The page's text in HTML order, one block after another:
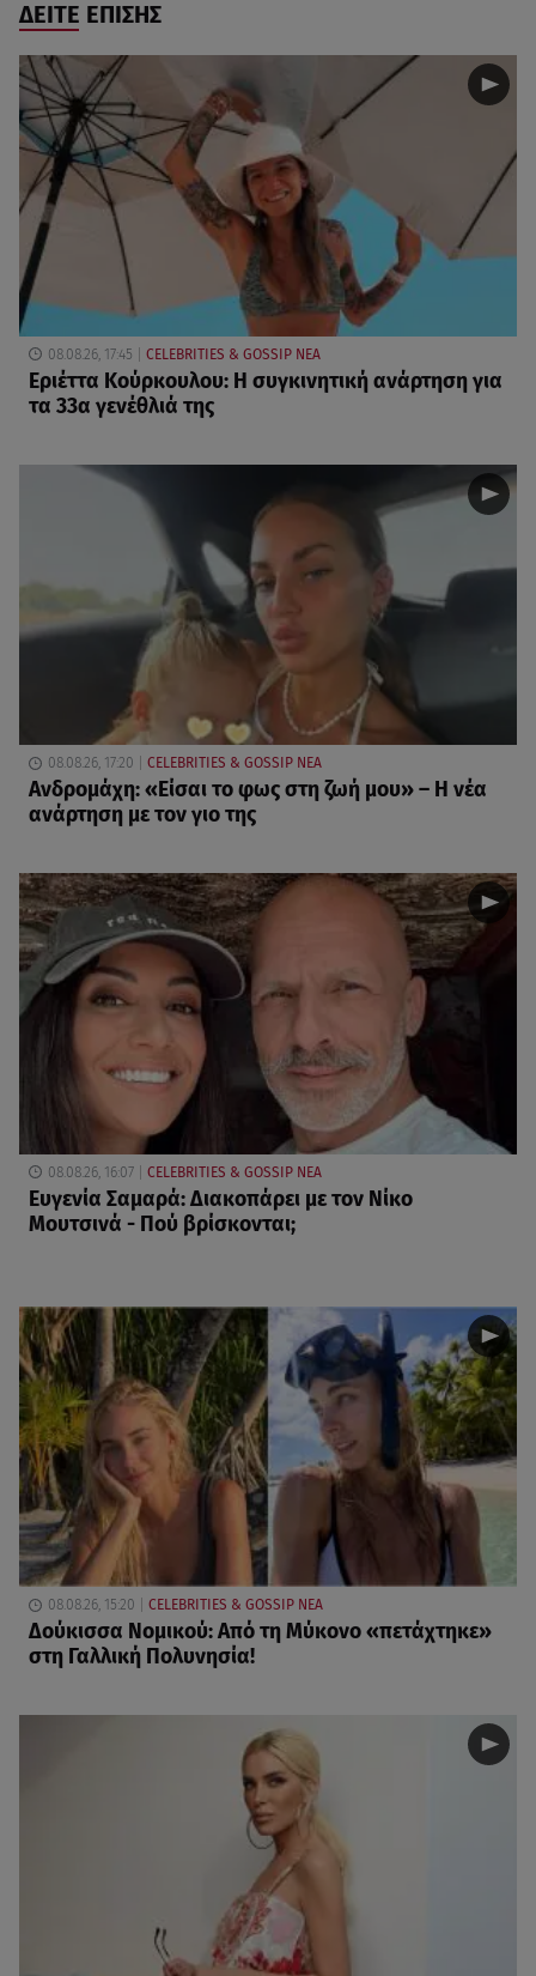
ΔΕΙΤΕ ΕΠΙΣΗΣ
08.08.26, 17:45 CELEBRITIES & GOSSIP ΝΕΑ
Εριέττα Κούρκουλου: Η συγκινητική ανάρτηση για
τα 33α γενέθλιά της
08.08.26, 17:20 CELEBRITIES & GOSSIP ΝΕΑ
Ανδρομάχη: «Είσαι το φως στη ζωή μου» – Η νέα
ανάρτηση με τον γιο της
08.08.26, 16:07 CELEBRITIES & GOSSIP ΝΕΑ
Ευγενία Σαμαρά: Διακοπάρει με τον Νίκο
Μουτσινά - Πού βρίσκονται;
08.08.26, 15:20 CELEBRITIES & GOSSIP ΝΕΑ
Δούκισσα Νομικού: Από τη Μύκονο «πετάχτηκε»
στη Γαλλική Πολυνησία!